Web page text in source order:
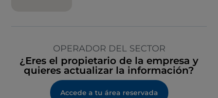
OPERADOR DEL SECTOR
¿Eres el propietario de la empresa y
quieres actualizar la información?
Accede a tu área reservada